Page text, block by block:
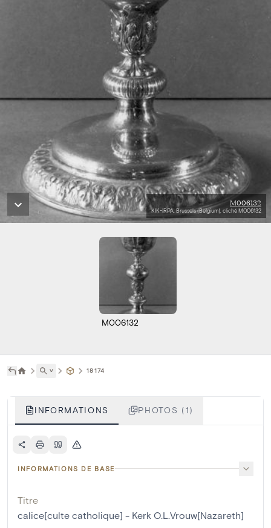
M006132
KIK-IRPA, Brussels (Belgium), cliché M006132
M006132
˅ 18174
INFORMATIONS PHOTOS (1)
INFORMATIONS DE BASE
Titre
calice[culte catholique] - Kerk O.L.Vrouw[Nazareth]